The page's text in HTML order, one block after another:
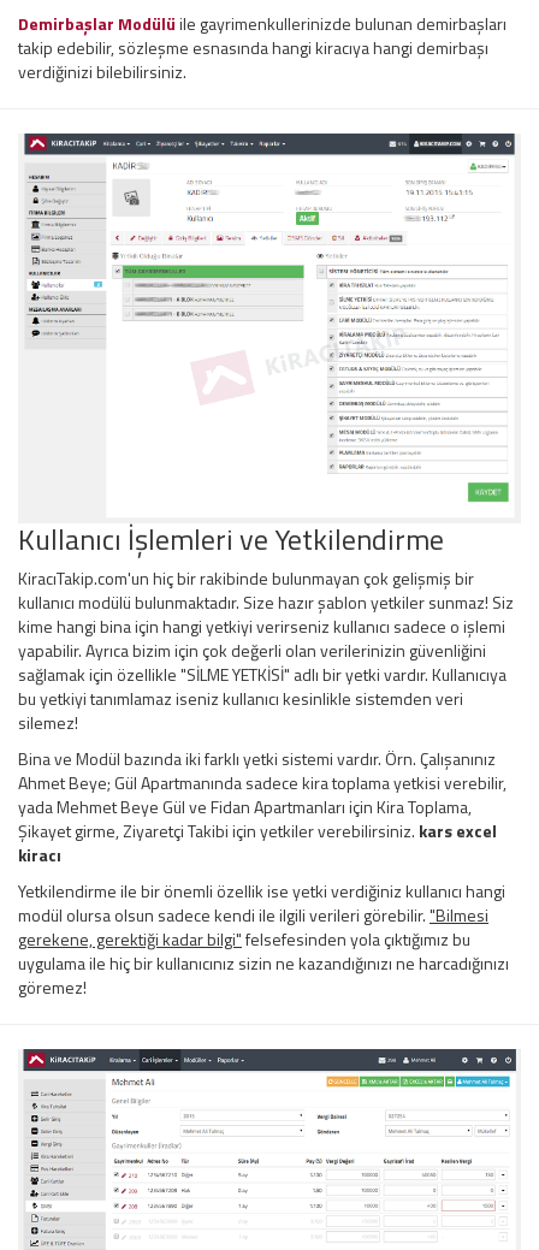
Demirbaşlar Modülüile gayrimenkullerinizde bulunan demirbaşları
takip edebilir, sözleşme esnasında hangi kiracıya hangi demirbaşı
verdiğinizi bilebilirsiniz.
Kullanıcı İşlemleri ve Yetkilendirme
KiracıTakip.com'un hiç bir rakibinde bulunmayan çok gelişmiş bir
kullanıcı modülü bulunmaktadır. Size hazır şablon yetkiler sunmaz! Siz
kime hangi bina için hangi yetkiyi verirseniz kullanıcı sadece o işlemi
yapabilir. Ayrıca bizim için çok değerli olan verilerinizin güvenliğini
sağlamak için özellikle "SİLME YETKİSİ" adlı bir yetki vardır. Kullanıcıya
bu yetkiyi tanımlamaz iseniz kullanıcı kesinlikle sistemden veri
silemez!
Bina ve Modül bazında iki farklı yetki sistemi vardır. Örn. Çalışanınız
Ahmet Beye; Gül Apartmanında sadece kira toplama yetkisi verebilir,
yada Mehmet Beye Gül ve Fidan Apartmanları için Kira Toplama,
Şikayet girme, Ziyaretçi Takibi için yetkiler verebilirsiniz. kars excel
kiracı
Yetkilendirme ile bir önemli özellik ise yetki verdiğiniz kullanıcı hangi
modül olursa olsun sadece kendi ile ilgili verileri görebilir."Bilmesi
gerekene, gerektiği kadar bilgi"felsefesinden yola çıktığımız bu
uygulama ile hiç bir kullanıcınız sizin ne kazandığınızı ne harcadığınızı
göremez!